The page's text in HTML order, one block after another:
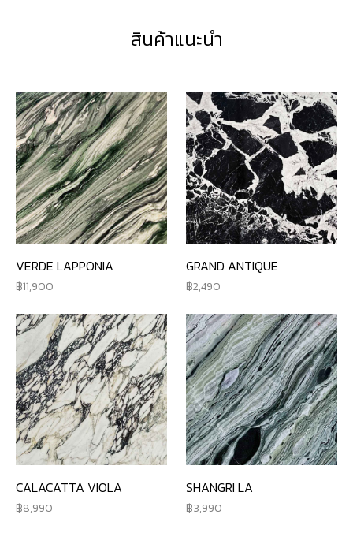
สินค้าแนะนำ
VERDE LAPPONIA
11,900
GRAND ANTIQUE
2,490
CALACATTA VIOLA
8,990
SHANGRI LA
3,990